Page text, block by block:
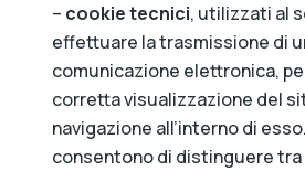
– cookie tecnici, utilizzati al
effettuare la trasmissione di
comunicazione elettronica,
corretta visualizzazione del
navigazione all’interno di
consentono di distinguere